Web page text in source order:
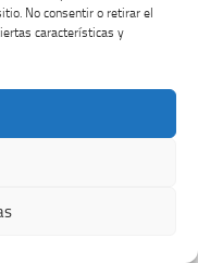
No consentir o retirar el
características y